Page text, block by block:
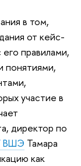
в том,
от кейс-
правилами,
понятиями,
участие в
директор по
ВШЭ Тамара
как